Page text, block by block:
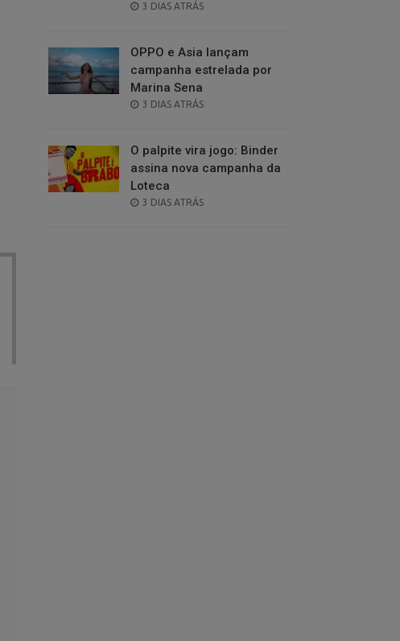
POSTED
3 DIAS ATRÁS
OPPO e Asia lançam
campanha estrelada por
Marina Sena
POSTED
3 DIAS ATRÁS
O palpite vira jogo: Binder
assina nova campanha da
Loteca
POSTED
3 DIAS ATRÁS